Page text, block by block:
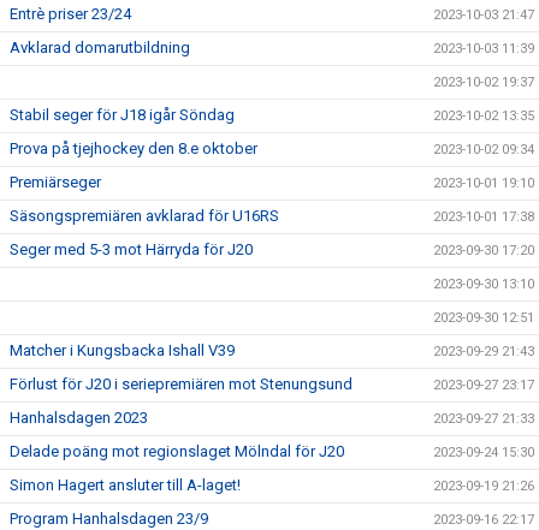
Entrè priser 23/24 2023-10-03 21:47
Avklarad domarutbildning 2023-10-03 11:39
2023-10-02 19:37
Stabil seger för J18 igår Söndag 2023-10-02 13:35
Prova på tjejhockey den 8.e oktober 2023-10-02 09:34
Premiärseger 2023-10-01 19:10
Säsongspremiären avklarad för U16RS 2023-10-01 17:38
Seger med 5-3 mot Härryda för J20 2023-09-30 17:20
2023-09-30 13:10
2023-09-30 12:51
Matcher i Kungsbacka Ishall V39 2023-09-29 21:43
Förlust för J20 i seriepremiären mot Stenungsund 2023-09-27 23:17
Hanhalsdagen 2023 2023-09-27 21:33
Delade poäng mot regionslaget Mölndal för J20 2023-09-24 15:30
Simon Hagert ansluter till A-laget! 2023-09-19 21:26
Program Hanhalsdagen 23/9 2023-09-16 22:17